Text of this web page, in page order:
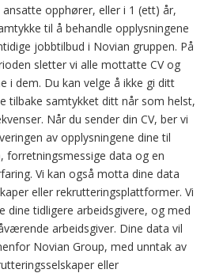
opphører, eller i 1 (ett) år,
til å behandle opplysningene
jobbtilbud i Novian gruppen. På
sletter vi alle mottatte CV og
i dem. Du kan velge å ikke gi ditt
tilbake samtykket ditt når som helst,
Når du sender din CV, ber vi
av opplysningene dine til
forretningsmessige data og en
Vi kan også motta dine data
eller rekrutteringsplattformer. Vi
dine tidligere arbeidsgivere, og med
arbeidsgiver. Dine data vil
Novian Group, med unntak av
eller